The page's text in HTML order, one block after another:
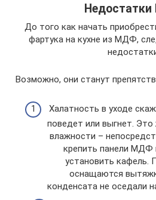
До того как начать
фартука на кухне из МДФ,
Возможно, они станут
Халатность в уходе
поведет или выгнет.
влажности –
крепить панели МДФ
установить кафель.
оснащаются
конденсата не оседали